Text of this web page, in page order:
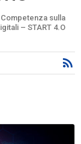
sulla
– START 4.O